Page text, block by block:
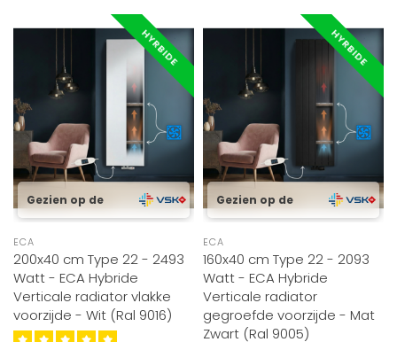
HYRBIDE
Gezien op de
ECA
200x40 cm Type 22 - 2493
Watt - ECA Hybride
Verticale radiator vlakke
voorzijde - Wit (Ral 9016)
HYRBIDE
Gezien op de
ECA
160x40 cm Type 22 - 2093
Watt - ECA Hybride
Verticale radiator
gegroefde voorzijde - Mat
Zwart (Ral 9005)